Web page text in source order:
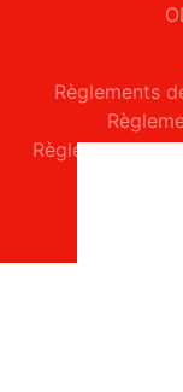
Règlements
Règlements